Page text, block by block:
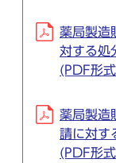
薬局製造
対する処
(PDF形
薬局製造
請に対す
(PDF形